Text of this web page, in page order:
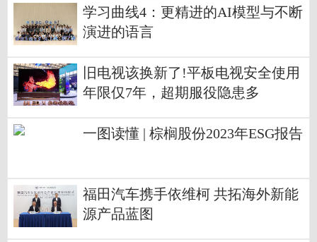
学习曲线4：更精进的AI模型与不断
演进的语言
旧电视该换新了!平板电视安全使用
年限仅7年，超期服役隐患多
一图读懂 | 棕榈股份2023年ESG报告
福田汽车携手依维柯 共拓海外新能
源产品蓝图